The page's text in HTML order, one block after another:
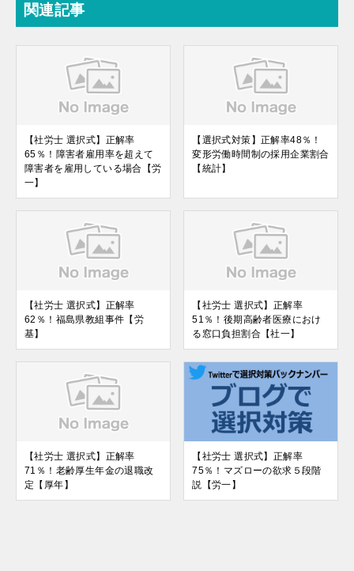
関連記事
【社労士 選択式】正解率
65％！障害者雇用率を超えて
障害者を雇用している場合【労
一】
【選択式対策】正解率48％！
変形労働時間制の採用企業割合
【統計】
【社労士 選択式】正解率
62％！福島県教組事件【労
基】
【社労士 選択式】正解率
51％！後期高齢者医療におけ
る窓口負担割合【社一】
【社労士 選択式】正解率
71％！老齢厚生年金の退職改
定【厚年】
【社労士 選択式】正解率
75％！マズローの欲求５段階
説【労一】